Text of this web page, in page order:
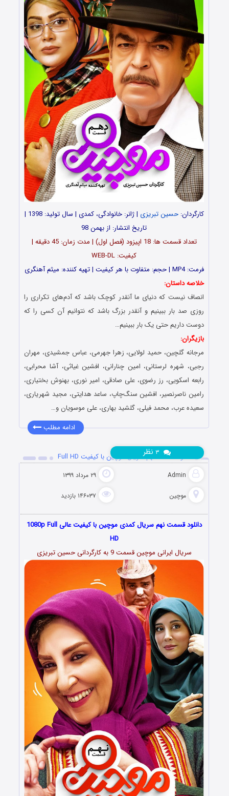
کارگردان:حسین تبریزی
| ژانر: خانوادگی، کمدی | سال تولید: 1398 |
تاریخ انتشار: از بهمن 98
تعداد قسمت ها: 18 اپیزود (فصل اول) | مدت زمان: 45 دقیقه |
کیفیت: WEB-DL
فرمت: MP4 | حجم: متفاوت با هر کیفیت | تهیه کننده: میثم آهنگری
خلاصه داستان:
انصاف نیست که دنیای ما آنقدر کوچک باشد که آدم‌های تکراری را
روزی صد بار ببینیم و آنقدر بزرگ باشد که نتوانیم آن کسی را که
دوست داریم حتی یک بار ببینیم…
بازیگران:
مرجانه گلچین، حمید لولایی، زهرا جهرمی، عباس جمشیدی، مهران
رجبی، شهره لرستانی، امین چنارانی، افشین غیاثی، آشا محرابی،
رابعه اسکویی، رز رضوی، علی صادقی، امیر نوری، بهنوش بختیاری،
رامین ناصرنصیر، افشین سنگ‌چاپ، ساعد هدایتی، مجید شهریاری،
سعیده عرب، محمد فیلی، گلشید بهاری، علی موسویان و…
ادامه مطلب
دانلود قسمت نهم سریال موچین با کیفیت Full HD
Admin ۲۹ مرداد ۱۳۹۹
موچین ۱۴۶۰۳۷ بازدید
نظر
دانلود قسمت نهم سریال کمدی موچین با کیفیت عالی 1080p Full
HD
سریال ایرانی موچین قسمت 9 به کارگردانی حسین تبریزی